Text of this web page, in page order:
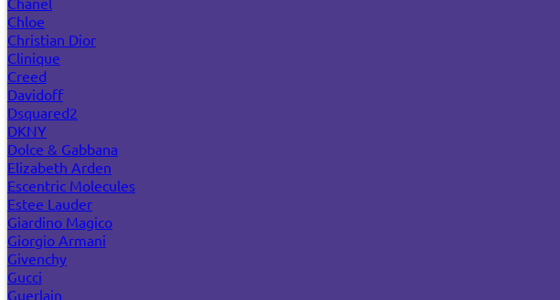
Chloe
Christian Dior
Clinique
Creed
Davidoff
Dsquared2
DKNY
Dolce & Gabbana
Elizabeth Arden
Escentric Molecules
Estee Lauder
Giardino Magico
Giorgio Armani
Givenchy
Gucci
Guerlain